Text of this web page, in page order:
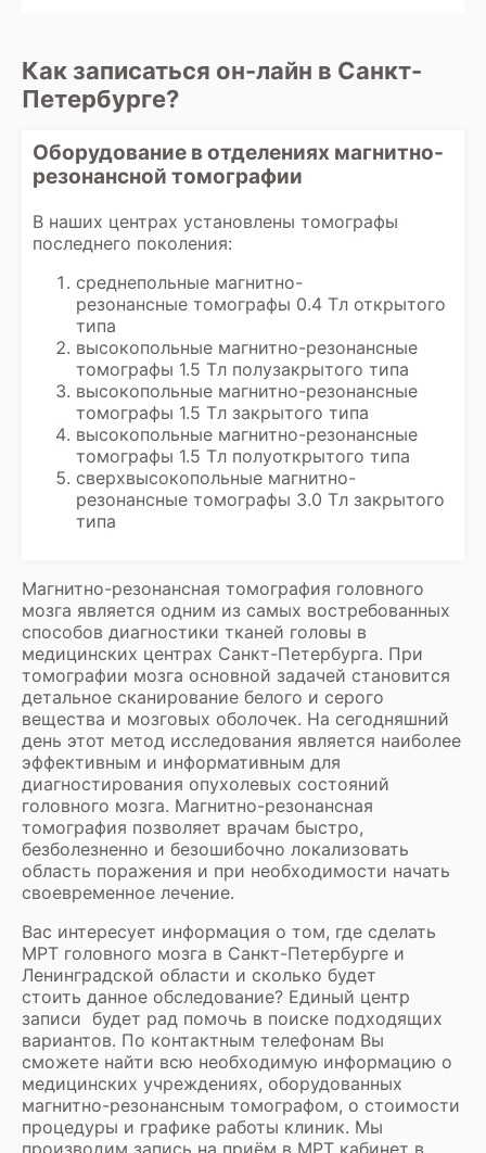
60 минут. Их можно получить в виде
распечатанных снимков и заключения на
руки или через электронную почту, в
клиники. В некоторых клиниках также
возможна консультация с врачом-
диагностом для разъяснения
Как записаться он-лайн в Санкт-
Петербурге?
Оборудование в отделениях магнитно-
резонансной томографии
В наших центрах установлены томографы
последнего поколения:
среднепольные магнитно-
резонансные томографы 0.4 Тл открытого
типа
высокопольные магнитно-резонансные
томографы 1.5 Тл полузакрытого типа
высокопольные магнитно-резонансные
томографы 1.5 Тл закрытого типа
высокопольные магнитно-резонансные
томографы 1.5 Тл полуоткрытого типа
сверхвысокопольные магнитно-
резонансные томографы 3.0 Тл закрытого
типа
Магнитно-резонансная томография головного
мозга является одним из самых востребованных
способов диагностики тканей головы в
медицинских центрах Санкт-Петербурга. При
томографии мозга основной задачей становится
детальное сканирование белого и серого
вещества и мозговых оболочек. На сегодняшний
день этот метод исследования является наиболее
эффективным и информативным для
диагностирования опухолевых состояний
головного мозга. Магнитно-резонансная
томография позволяет врачам быстро,
безболезненно и безошибочно локализовать
область поражения и при необходимости начать
своевременное лечение.
Вас интересует информация о том, где сделать
МРТ головного мозга в Санкт-Петербурге и
Ленинградской области и сколько будет
стоить данное обследование? Единый центр
записи будет рад помочь в поиске подходящих
вариантов. По контактным телефонам Вы
сможете найти всю необходимую информацию о
медицинских учреждениях, оборудованных
магнитно-резонансным томографом, о стоимости
процедуры и графике работы клиник. Мы
производим запись на приём в МРТ кабинет в